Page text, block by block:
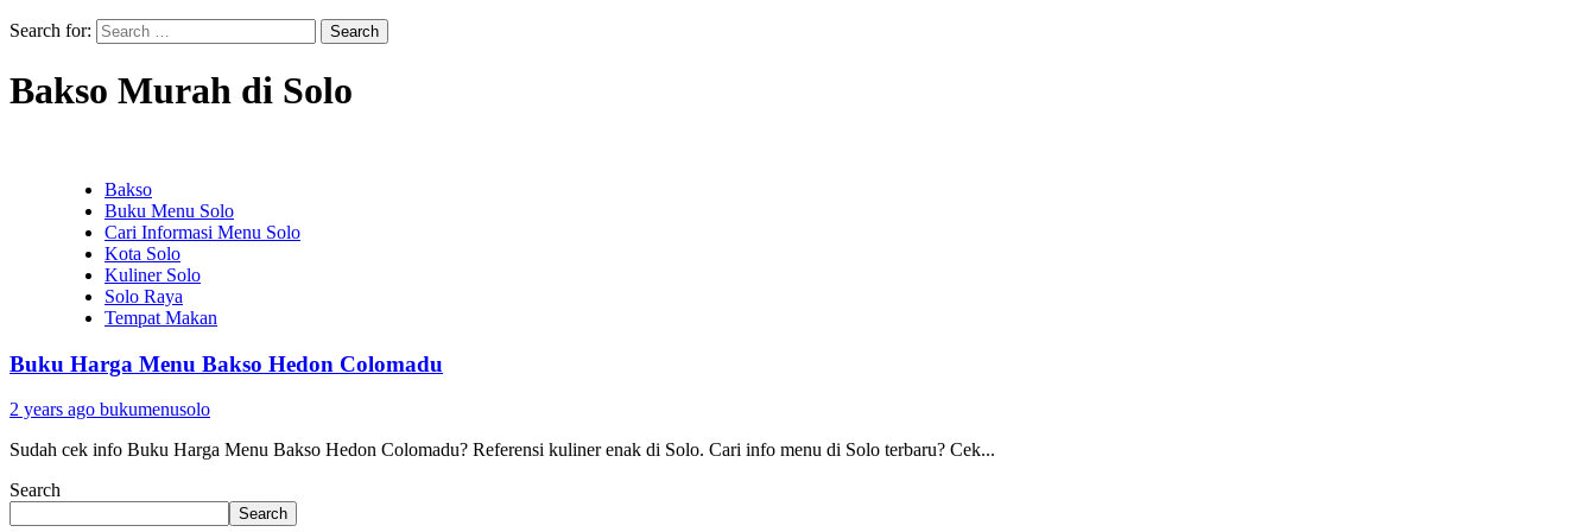
Search for:
Bakso Murah di Solo
Bakso
Buku Menu Solo
Cari Informasi Menu Solo
Kota Solo
Kuliner Solo
Solo Raya
Tempat Makan
Buku Harga Menu Bakso Hedon Colomadu
2 years ago bukumenusolo
Sudah cek info Buku Harga Menu Bakso Hedon Colomadu? Referensi kuliner enak di Solo. Cari info menu di Solo terbaru? Cek...
Search
Search